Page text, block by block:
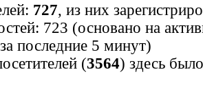
727, из них
723 (основано на
последние 5 минут)
(3564) здесь